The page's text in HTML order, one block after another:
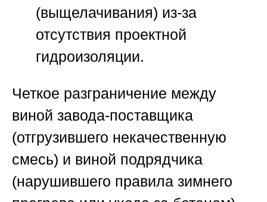
(выщелачивания) из-за
отсутствия проектной
гидроизоляции.
Четкое разграничение между
виной завода-поставщика
(отгрузившего некачественную
смесь) и виной подрядчика
(нарушившего правила зимнего